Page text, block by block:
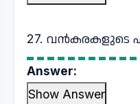
27. വൻകരകളുടെ
Answer:
Show Answer